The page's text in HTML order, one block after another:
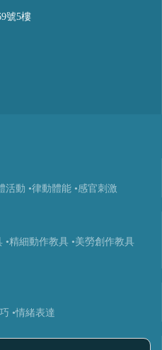
號5樓
活動 •律動體能 •感官刺激
•精細動作教具 •美勞創作教具
•情緒表達